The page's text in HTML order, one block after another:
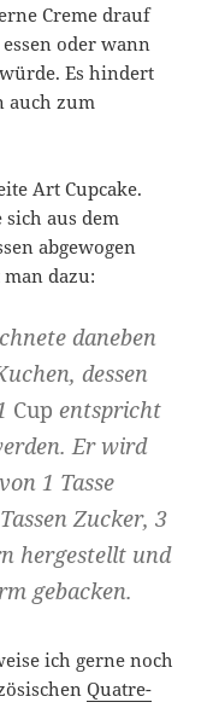
Creme drauf
oder wann
Es hindert
auch zum
Art Cupcake.
sich aus dem
abgewogen
dazu:
daneben
dessen
Cup entspricht
Er wird
1 Tasse
Zucker, 3
hergestellt und
gebacken.
ich gerne noch
Quatre-